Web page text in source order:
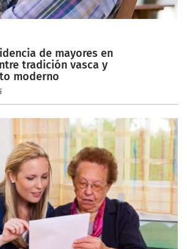
de mayores en
tradición vasca y
moderno